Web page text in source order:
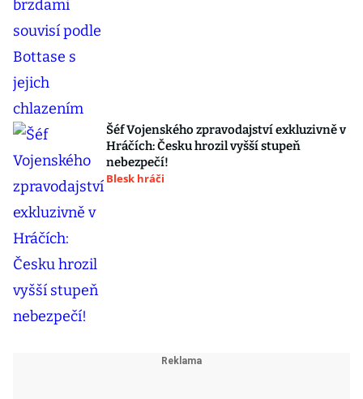
Šéf Vojenského zpravodajství exkluzivně v
Hráčích: Česku hrozil vyšší stupeň
nebezpečí!
Blesk hráči